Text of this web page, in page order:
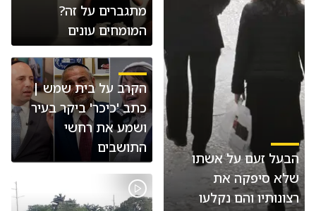
הבעל זעם על אשתו
שלא סיפקה את
רצונותיו והם נקלעו
מתגברים על זה?
המומחים עונים
הקרב על בית שמש |
כתב 'כיכר' ביקר בעיר
ושמע את רחשי
התושבים